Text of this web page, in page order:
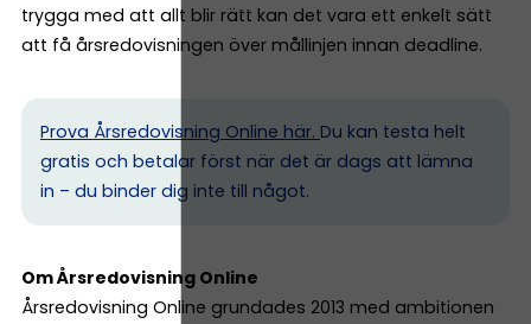
trygga med att allt blir rätt kan det vara ett enkelt sätt
att få årsredovisningen över mållinjen innan deadline.
Prova Årsredovisning Online här. Du kan testa helt
gratis och betalar först när det är dags att lämna
in – du binder dig inte till något.
Om Årsredovisning Online
Årsredovisning Online grundades 2013 med ambitionen